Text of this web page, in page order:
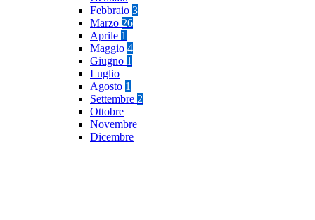
Febbraio 3
Marzo 26
Aprile 1
Maggio 4
Giugno 1
Luglio
Agosto 1
Settembre 2
Ottobre
Novembre
Dicembre